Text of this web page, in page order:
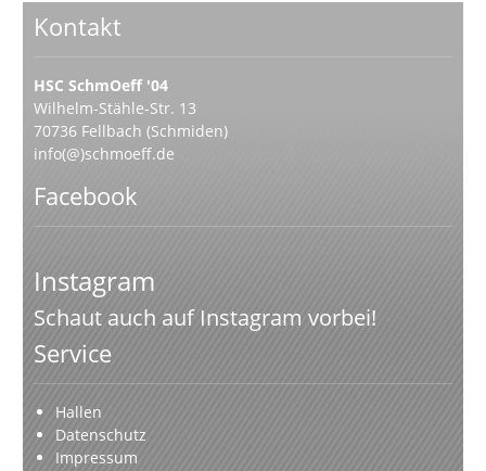
Kontakt
HSC SchmOeff '04
Wilhelm-Stähle-Str. 13
70736 Fellbach (Schmiden)
info(@)schmoeff.de
Facebook
Instagram
Schaut auch auf Instagram vorbei!
Service
Hallen
Datenschutz
Impressum